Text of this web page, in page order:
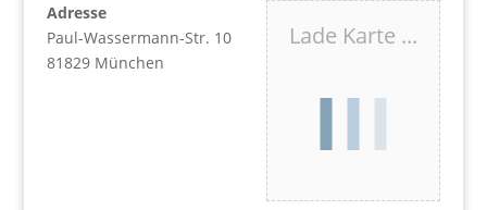
Lade Karte ...
Adresse
Paul-Wassermann-Str. 10
81829 München